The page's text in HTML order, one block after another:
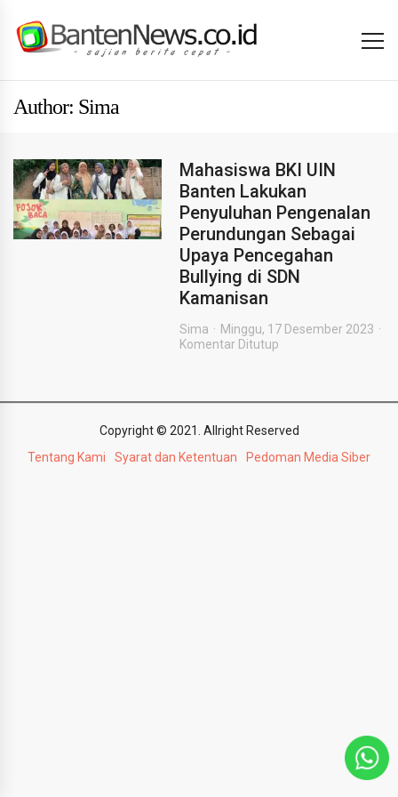
Author: Sima
Mahasiswa BKI UIN
Banten Lakukan
Penyuluhan Pengenalan
Perundungan Sebagai
Upaya Pencegahan
Bullying di SDN
Kamanisan
Sima
Minggu, 17 Desember 2023
Komentar Ditutup
Copyright © 2021. Allright Reserved
Tentang Kami
Syarat dan Ketentuan Pedoman Media Siber